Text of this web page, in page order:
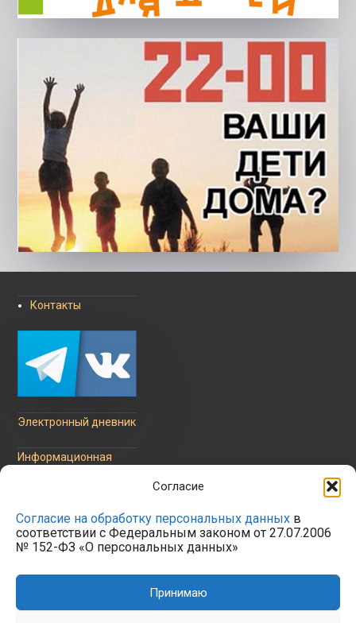
Согласие
Согласие на обработку персональных данных в
соответствии с Федеральным законом от 27.07.2006
№ 152-ФЗ «О персональных данных»
Принимаю
Контакты
Электронный дневник
Информационная